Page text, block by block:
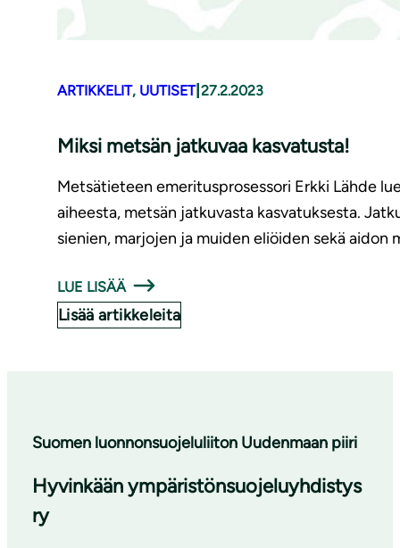
ARTIKKELIT, UUTISET| 27.2.2023
Miksi metsän jatkuvaa kasvatusta!
Metsätieteen emeritusprosessori Erkki Lähde
aiheesta, metsän jatkuvasta kasvatuksesta.
sienien, marjojen ja muiden eliöiden sekä aidon
LUE LISÄÄ
Lisää artikkeleita
Suomen luonnonsuojeluliiton Uudenmaan piiri
Hyvinkään ympäristönsuojeluyhdistys
ry